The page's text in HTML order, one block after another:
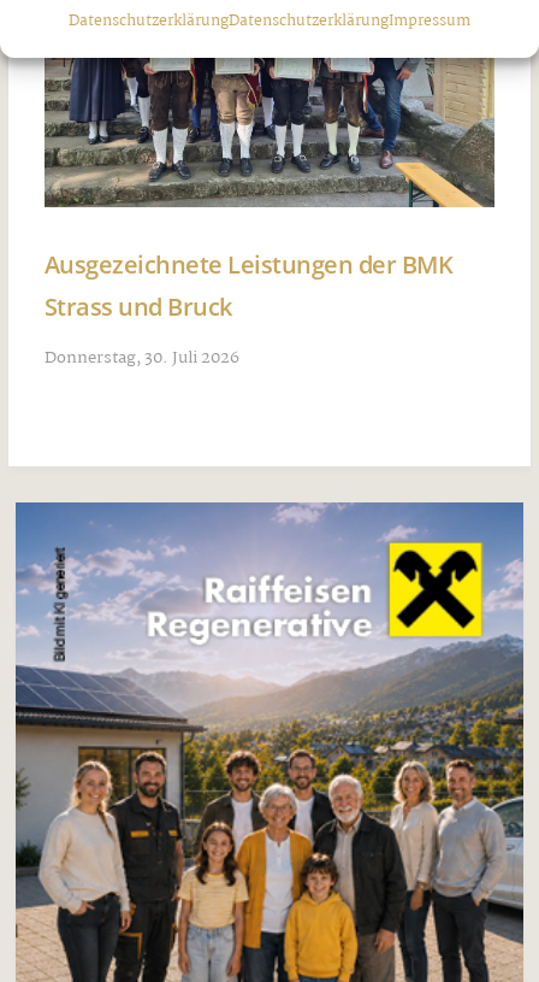
DatenschutzerklärungDatenschutzerklärungImpressum
Ausgezeichnete Leistungen der BMK
Strass und Bruck
Donnerstag, 30. Juli 2026